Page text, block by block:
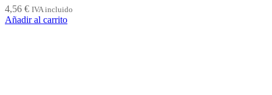
4,56 € IVA incluido
Añadir al carrito